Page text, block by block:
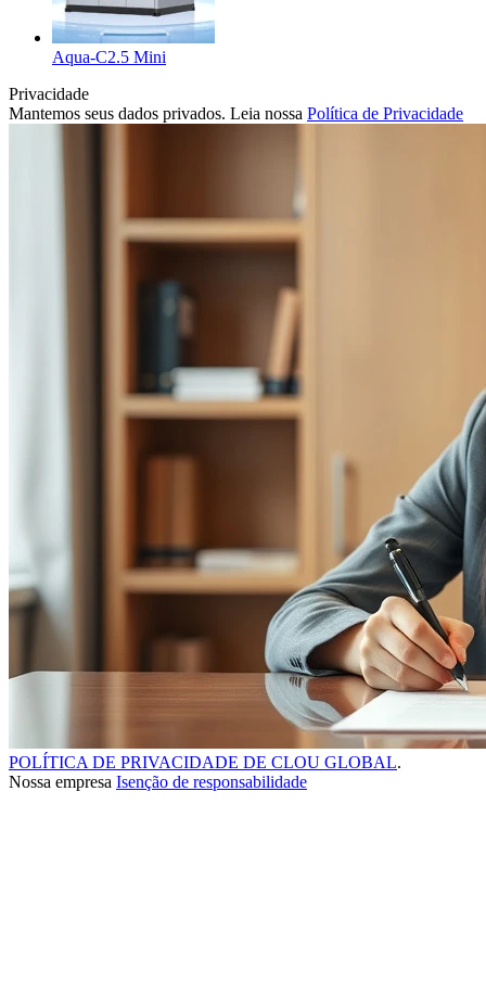
Aqua-C2.5 Mini
Privacidade
Mantemos seus dados privados. Leia nossa Política de Privacidade
POLÍTICA DE PRIVACIDADE DE CLOU GLOBAL.
Nossa empresa Isenção de responsabilidade